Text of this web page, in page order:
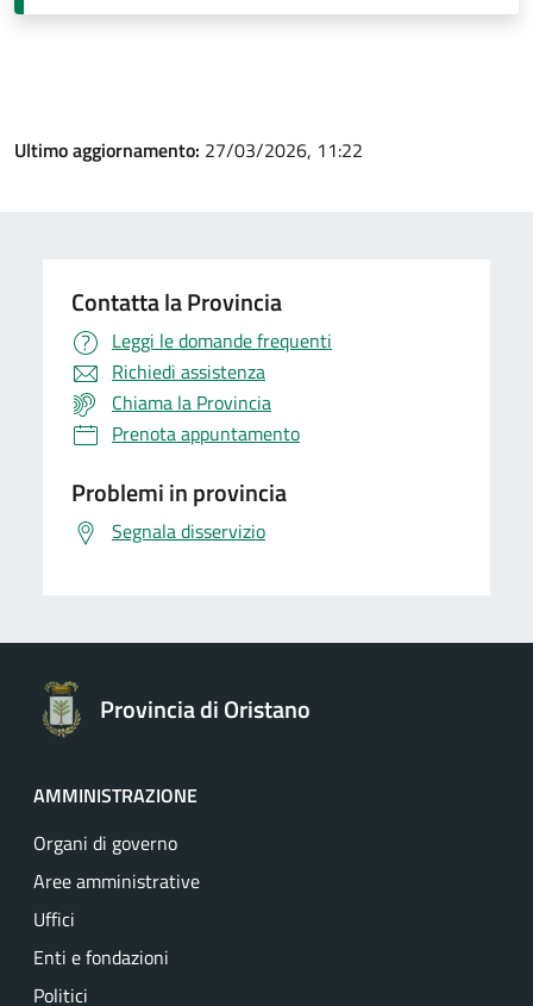
Ultimo aggiornamento: 27/03/2026, 11:22
Contatta la Provincia
Leggi le domande frequenti
Richiedi assistenza
Chiama la Provincia
Prenota appuntamento
Problemi in provincia
Segnala disservizio
Provincia di Oristano
AMMINISTRAZIONE
Organi di governo
Aree amministrative
Uffici
Enti e fondazioni
Politici